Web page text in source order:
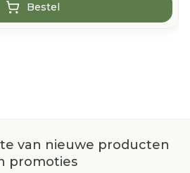
Bestel
van nieuwe producten
promoties